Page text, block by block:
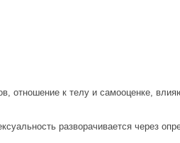
отношение к телу и самооценке,
разворачивается через